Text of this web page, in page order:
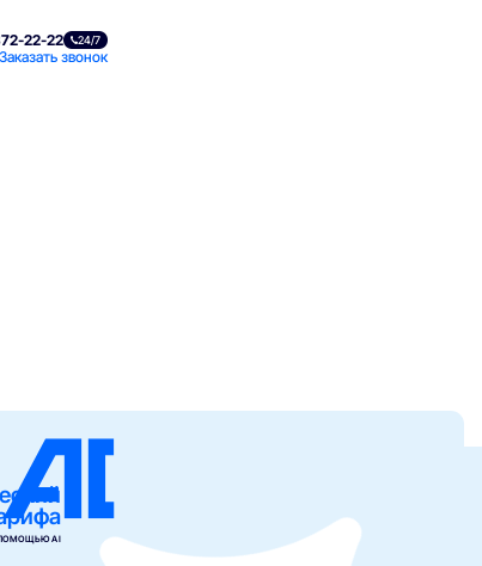
22-22 24/7
Заказать звонок
AI